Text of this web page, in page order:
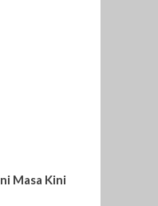
Masa Kini